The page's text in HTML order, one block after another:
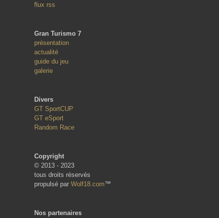
flux rss
Gran Turismo 7
présentation
actualité
guide du jeu
galerie
Divers
GT SportCUP
GT eSport
Random Race
Copyright
© 2013 - 2023
tous droits réservés
propulsé par Wolf18.com™
Nos partenaires